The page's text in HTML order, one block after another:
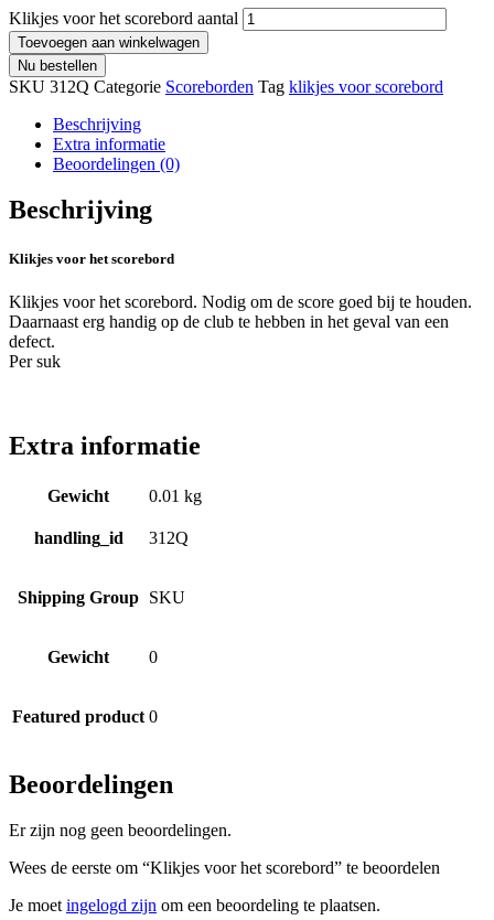
Klikjes voor het scorebord aantal
Toevoegen aan winkelwagen
Nu bestellen
SKU 312Q Categorie Scoreborden Tag klikjes voor scorebord
Beschrijving
Extra informatie
Beoordelingen (0)
Beschrijving
Klikjes voor het scorebord
Klikjes voor het scorebord. Nodig om de score goed bij te houden.
Daarnaast erg handig op de club te hebben in het geval van een
defect.
Per suk
Extra informatie
Gewicht 0.01 kg
handling_id 312Q
Shipping Group SKU
Gewicht 0
Featured product 0
Beoordelingen
Er zijn nog geen beoordelingen.
Wees de eerste om “Klikjes voor het scorebord” te beoordelen
Je moetingelogd zijn om een beoordeling te plaatsen.